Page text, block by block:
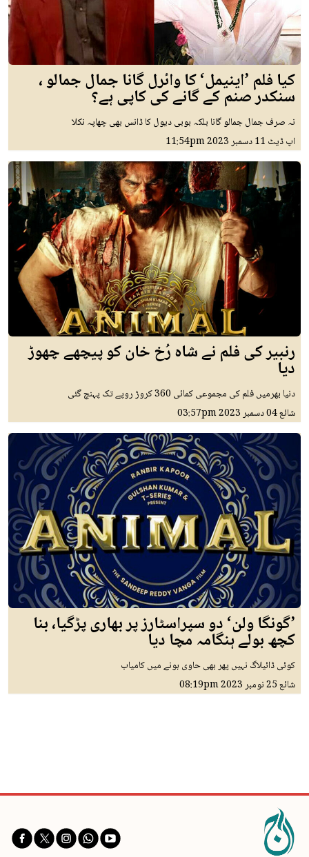
کیا فلم ’اینیمل‘ کا وائرل گانا جمال جمالو ،
سنکدر صنم کے گانے کی کاپی ہے؟
نہ صرف جمال جمالو گانا بلکہ بوبی دیول کا ڈانس بھی چھاپہ نکلا
اپ ڈیٹ 11 دسمبر 2023 11:54pm
رنبیر کی فلم نے شاہ رُخ خان کو پیچھے چھوڑ
دیا
دنیا بھرمیں فلم کی مجموعی کمائی 360 کروڑ روپے تک پہنچ گئی
شائع04 دسمبر 2023 03:57pm
’گونگا ولن‘ دو سپراسٹارز پر بھاری پڑگیا، بنا
کچھ بولے ہنگامہ مچا دیا
کوئی ڈائیلاگ نہیں پھر بھی حاوی ہونے میں کامیاب
شائع25 نومبر 2023 08:19pm